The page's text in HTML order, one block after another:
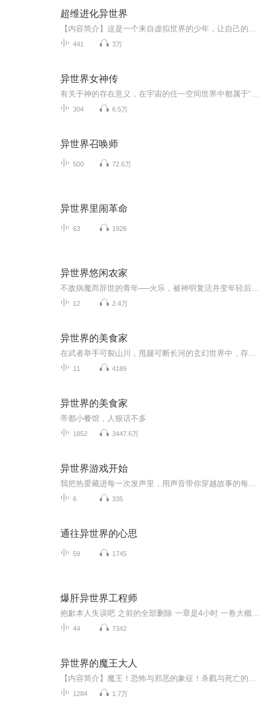
超维进化异世界
441 3万
异世界女神传
304 6.5万
异世界召唤师
500 72.6万
异世界里闹革命
63 1928
异世界悠闲农家
12 2.4万
异世界的美食家
11 4189
异世界的美食家
帝都小餐馆，人狠话不多
1852 3447.6万
异世界游戏开始
6 335
通往异世界的心思
59 1745
爆肝异世界工程师
44 7342
异世界的魔王大人
1284 1.7万